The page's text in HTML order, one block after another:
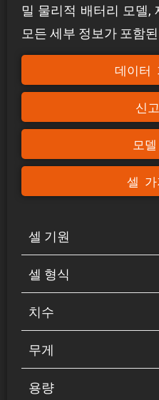
밀 물리적 배터리 모델,
모든 세부 정보가 포함
데이터
신
모
셀 가
셀 기원
셀 형식
치수
무게
용량